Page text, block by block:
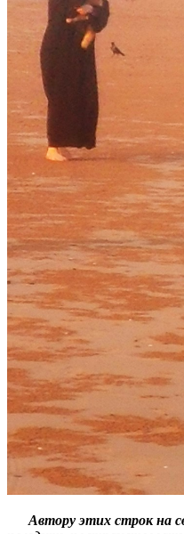
Автору этих строк на